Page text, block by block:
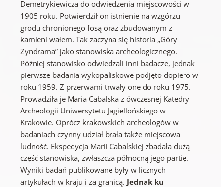
Demetrykiewicza do odwiedzenia miejscowości w
1905 roku. Potwierdził on istnienie na wzgórzu
grodu chronionego fosą oraz zbudowanym z
kamieni wałem. Tak zaczyna się historia „Góry
Zyndrama” jako stanowiska archeologicznego.
Później stanowisko odwiedzali inni badacze, jednak
pierwsze badania wykopaliskowe podjęto dopiero w
roku 1959. Z przerwami trwały one do roku 1975.
Prowadziła je Maria Cabalska z ówczesnej Katedry
Archeologii Uniwersytetu Jagiellońskiego w
Krakowie. Oprócz krakowskich archeologów w
badaniach czynny udział brała także miejscowa
ludność. Ekspedycja Marii Cabalskiej zbadała dużą
część stanowiska, zwłaszcza północną jego partię.
Wyniki badań publikowane były w licznych
artykułach w kraju i za granicą. Jednak ku